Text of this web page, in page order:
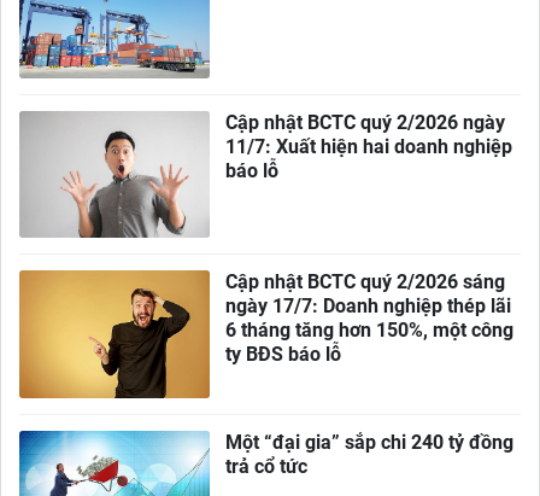
Cập nhật BCTC quý 2/2026 ngày
11/7: Xuất hiện hai doanh nghiệp
báo lỗ
Cập nhật BCTC quý 2/2026 sáng
ngày 17/7: Doanh nghiệp thép lãi
6 tháng tăng hơn 150%, một công
ty BĐS báo lỗ
Một “đại gia” sắp chi 240 tỷ đồng
trả cổ tức